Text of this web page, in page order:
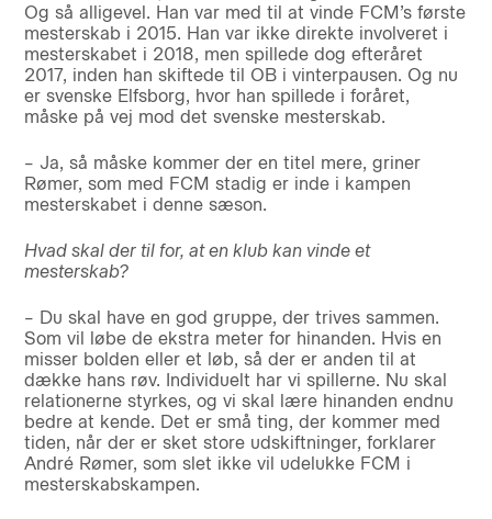
Og så alligevel. Han var med til at vinde FCM’s første
mesterskab i 2015. Han var ikke direkte involveret i
mesterskabet i 2018, men spillede dog efteråret
2017, inden han skiftede til OB i vinterpausen. Og nu
er svenske Elfsborg, hvor han spillede i foråret,
måske på vej mod det svenske mesterskab.
– Ja, så måske kommer der en titel mere, griner
Rømer, som med FCM stadig er inde i kampen
mesterskabet i denne sæson.
Hvad skal der til for, at en klub kan vinde et
mesterskab?
– Du skal have en god gruppe, der trives sammen.
Som vil løbe de ekstra meter for hinanden. Hvis en
misser bolden eller et løb, så der er anden til at
dække hans røv. Individuelt har vi spillerne. Nu skal
relationerne styrkes, og vi skal lære hinanden endnu
bedre at kende. Det er små ting, der kommer med
tiden, når der er sket store udskiftninger, forklarer
André Rømer, som slet ikke vil udelukke FCM i
mesterskabskampen.